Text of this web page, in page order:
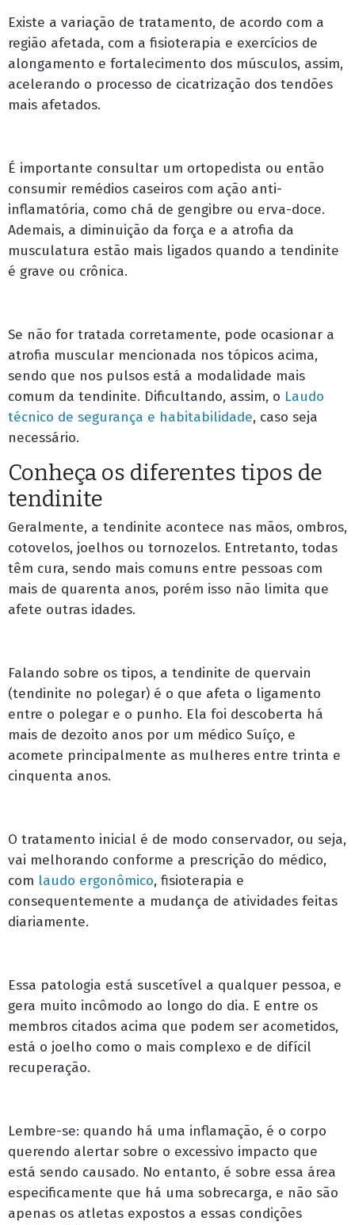
Existe a variação de tratamento, de acordo com a
região afetada, com a fisioterapia e exercícios de
alongamento e fortalecimento dos músculos, assim,
acelerando o processo de cicatrização dos tendões
mais afetados.
É importante consultar um ortopedista ou então
consumir remédios caseiros com ação anti-
inflamatória, como chá de gengibre ou erva-doce.
Ademais, a diminuição da força e a atrofia da
musculatura estão mais ligados quando a tendinite
é grave ou crônica.
Se não for tratada corretamente, pode ocasionar a
atrofia muscular mencionada nos tópicos acima,
sendo que nos pulsos está a modalidade mais
comum da tendinite. Dificultando, assim, o Laudo
técnico de segurança e habitabilidade, caso seja
necessário.
Conheça os diferentes tipos de
tendinite
Geralmente, a tendinite acontece nas mãos, ombros,
cotovelos, joelhos ou tornozelos. Entretanto, todas
têm cura, sendo mais comuns entre pessoas com
mais de quarenta anos, porém isso não limita que
afete outras idades.
Falando sobre os tipos, a tendinite de quervain
(tendinite no polegar) é o que afeta o ligamento
entre o polegar e o punho. Ela foi descoberta há
mais de dezoito anos por um médico Suíço, e
acomete principalmente as mulheres entre trinta e
cinquenta anos.
O tratamento inicial é de modo conservador, ou seja,
vai melhorando conforme a prescrição do médico,
com laudo ergonômico, fisioterapia e
consequentemente a mudança de atividades feitas
diariamente.
Essa patologia está suscetível a qualquer pessoa, e
gera muito incômodo ao longo do dia. E entre os
membros citados acima que podem ser acometidos,
está o joelho como o mais complexo e de difícil
recuperação.
Lembre-se: quando há uma inflamação, é o corpo
querendo alertar sobre o excessivo impacto que
está sendo causado. No entanto, é sobre essa área
especificamente que há uma sobrecarga, e não são
apenas os atletas expostos a essas condições